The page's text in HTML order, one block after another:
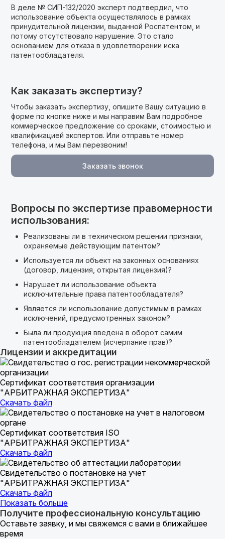
В деле № СИП-132/2020 эксперт подтвердил, что
использование объекта осуществлялось в рамках
принудительной лицензии, выданной Роспатентом, и
потому отсутствовало нарушение. Это стало
основанием для отказа в удовлетворении иска
патентообладателя.
Как заказать экспертизу?
Чтобы заказать экспертизу, опишите Вашу ситуацию в
форме по кнопке ниже и мы направим Вам подробное
коммерческое предложение cо сроками, стоимостью и
квалификацией экспертов. Или отправьте номер
телефона, и мы Вам перезвоним!
Заказать звонок
Вопросы по экспертизе правомерности
использования:
Реализованы ли в техническом решении признаки,
охраняемые действующим патентом?
Используется ли объект на законных основаниях
(договор, лицензия, открытая лицензия)?
Нарушает ли использование объекта
исключительные права патентообладателя?
Является ли использование допустимым в рамках
исключений, предусмотренных законом?
Была ли продукция введена в оборот самим
патентообладателем (исчерпание прав)?
Лицензии и аккредитации
Сертификат соответствия организации
"АРБИТРАЖНАЯ ЭКСПЕРТИЗА"
Скачать файл
Сертификат соответствия ISO
"АРБИТРАЖНАЯ ЭКСПЕРТИЗА"
Скачать файл
Свидетельство о постановке на учет
"АРБИТРАЖНАЯ ЭКСПЕРТИЗА"
Скачать файл
Показать больше
Получите профессиональную консультацию
Оставьте заявку, и мы свяжемся с вами в ближайшее
время